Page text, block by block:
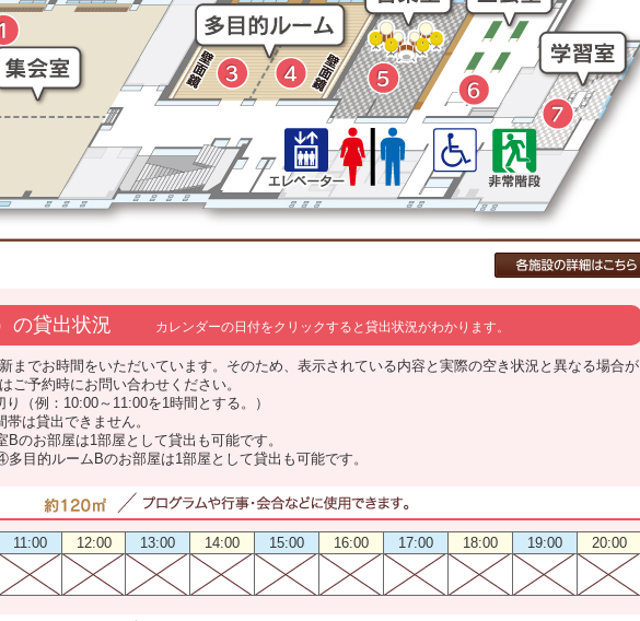
の貸出状況 カレンダーの日付をクリックすると貸出状況がわかります。
までお時間をいただいています。そのため、表示されている内容と実際の空き状況と異なる場合が
ご予約時にお問い合わせください。
（例：10:00～11:00を1時間とする。）
は貸出できません。
のお部屋は1部屋として貸出も可能です。
目的ルームBのお部屋は1部屋として貸出も可能です。
11:00 12:00 13:00 14:00 15:00 16:00 17:00 18:00 19:00 20:00